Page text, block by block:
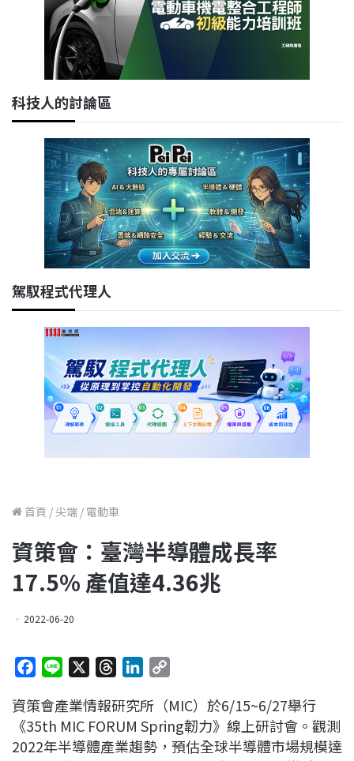
科技人的討論區
駕馭程式代理人